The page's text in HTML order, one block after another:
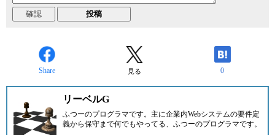
Share 見る 0
リーベルG
ふつーのプログラマです。主に企業内Webシステムの要件定
義から保守まで何でもやってる、ふつーのプログラマです。